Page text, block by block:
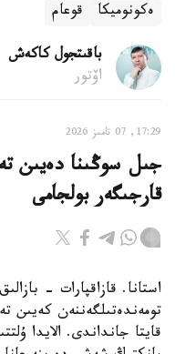
ەكونوميكا قوعام
باقىتجول كاكەش
اۆتور
17:29, 07 تامىز 2026
جىل سوڭىنا دەيىن
قارجىگەر بولجامى
استانا. قازاقپارات -
تومەندەتىلگەننەن كەيىن
قايتا جانداندى. الايدا